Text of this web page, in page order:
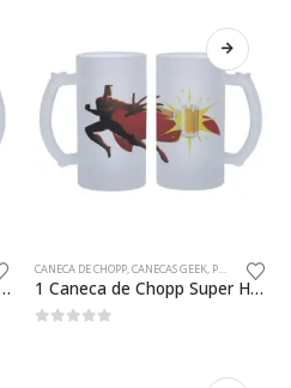
Beer Presente Criativo
CANECA DE CHOPP,CANECAS GEEK, PRESENTES CRIATIVOS PAIS GEEK
1 Caneca de Chopp Super Herói Presente Criativo